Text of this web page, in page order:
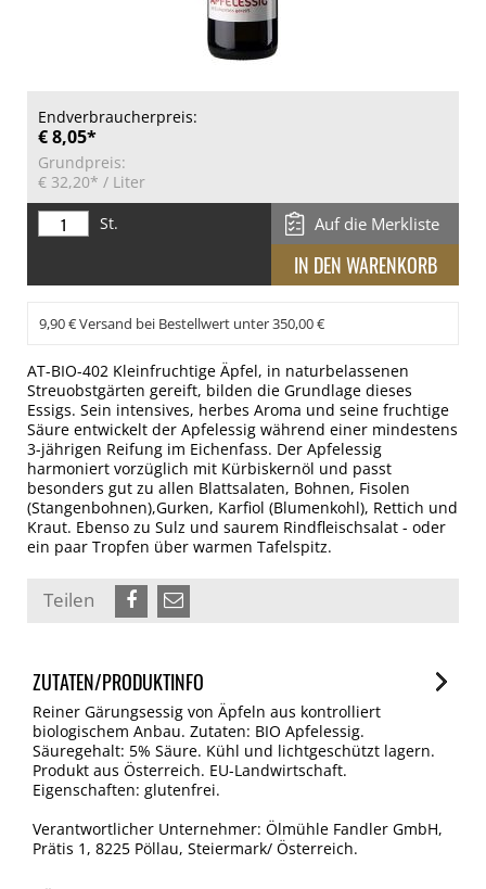
Endverbraucherpreis:
€ 8,05*
Grundpreis:
€ 32,20* / Liter
St.
Auf die Merkliste
9,90 € Versand bei Bestellwert unter 350,00 €
AT-BIO-402 Kleinfruchtige Äpfel, in naturbelassenen
Streuobstgärten gereift, bilden die Grundlage dieses
Essigs. Sein intensives, herbes Aroma und seine fruchtige
Säure entwickelt der Apfelessig während einer mindestens
3-jährigen Reifung im Eichenfass. Der Apfelessig
harmoniert vorzüglich mit Kürbiskernöl und passt
besonders gut zu allen Blattsalaten, Bohnen, Fisolen
(Stangenbohnen),Gurken, Karfiol (Blumenkohl), Rettich und
Kraut. Ebenso zu Sulz und saurem Rindfleischsalat - oder
ein paar Tropfen über warmen Tafelspitz.
Teilen
ZUTATEN/PRODUKTINFO
Reiner Gärungsessig von Äpfeln aus kontrolliert
biologischem Anbau. Zutaten: BIO Apfelessig.
Säuregehalt: 5% Säure. Kühl und lichtgeschützt lagern.
Produkt aus Österreich. EU-Landwirtschaft.
Eigenschaften: glutenfrei.
Verantwortlicher Unternehmer: Ölmühle Fandler GmbH,
Prätis 1, 8225 Pöllau, Steiermark/ Österreich.